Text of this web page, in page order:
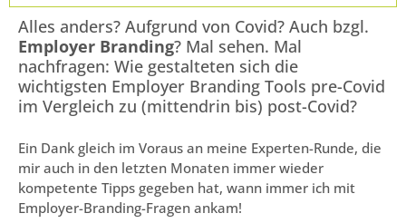
Alles anders? Aufgrund von Covid? Auch bzgl.
Employer Branding? Mal sehen. Mal
nachfragen: Wie gestalteten sich die
wichtigsten Employer Branding Tools pre-Covid
im Vergleich zu (mittendrin bis) post-Covid?
Ein Dank gleich im Voraus an meine Experten-Runde, die
mir auch in den letzten Monaten immer wieder
kompetente Tipps gegeben hat, wann immer ich mit
Employer-Branding-Fragen ankam!